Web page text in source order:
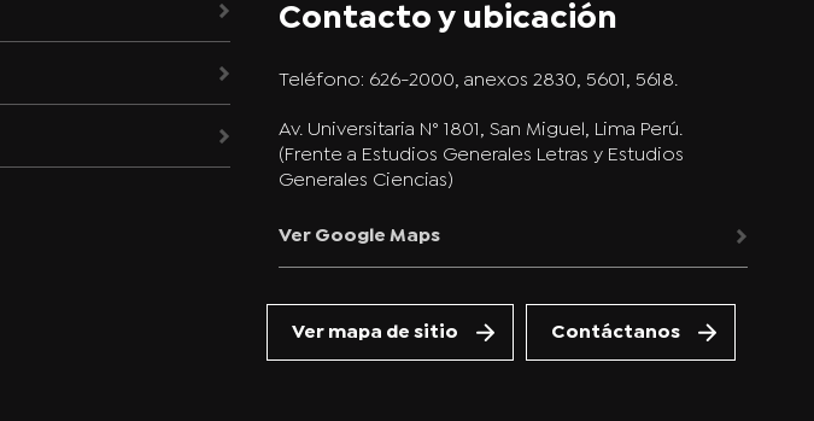
Contacto y ubicación
Teléfono: 626-2000, anexos 2830, 5601, 5618.
Av. Universitaria N° 1801, San Miguel, Lima Perú.
(Frente a Estudios Generales Letras y Estudios
Generales Ciencias)
Ver Google Maps
Ver mapa de sitio Contáctanos